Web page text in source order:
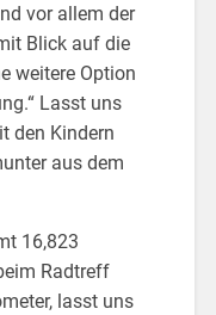
vor allem der
Blick auf die
weitere Option
Lasst uns
den Kindern
aus dem
16,823
Radtreff
lasst uns